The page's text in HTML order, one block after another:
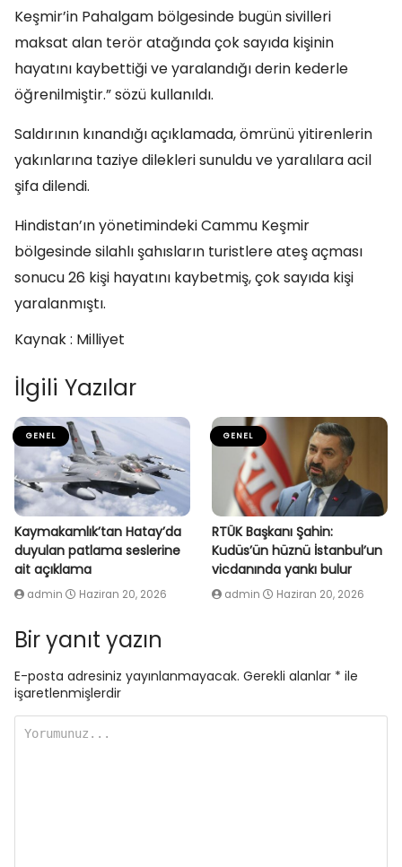
Keşmir’in Pahalgam bölgesinde bugün sivilleri
maksat alan terör atağında çok sayıda kişinin
hayatını kaybettiği ve yaralandığı derin kederle
öğrenilmiştir.” sözü kullanıldı.
Saldırının kınandığı açıklamada, ömrünü yitirenlerin
yakınlarına taziye dilekleri sunuldu ve yaralılara acil
şifa dilendi.
Hindistan’ın yönetimindeki Cammu Keşmir
bölgesinde silahlı şahısların turistlere ateş açması
sonucu 26 kişi hayatını kaybetmiş, çok sayıda kişi
yaralanmıştı.
Kaynak : Milliyet
İlgili Yazılar
GENEL
Kaymakamlık’tan Hatay’da
duyulan patlama seslerine
ait açıklama
admin Haziran 20, 2026
GENEL
RTÜK Başkanı Şahin:
Kudüs’ün hüznü İstanbul’un
vicdanında yankı bulur
admin Haziran 20, 2026
Bir yanıt yazın
E-posta adresiniz yayınlanmayacak. Gerekli alanlar * ile
işaretlenmişlerdir